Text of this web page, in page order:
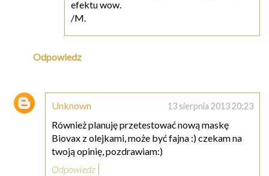
efektu wow.
/M.
Odpowiedz
Unknown 13 sierpnia 2013 20:23
Również planuję przetestować nową maskę
Biovax z olejkami, może być fajna :) czekam na
twoją opinię, pozdrawiam:)
Odpowiedz